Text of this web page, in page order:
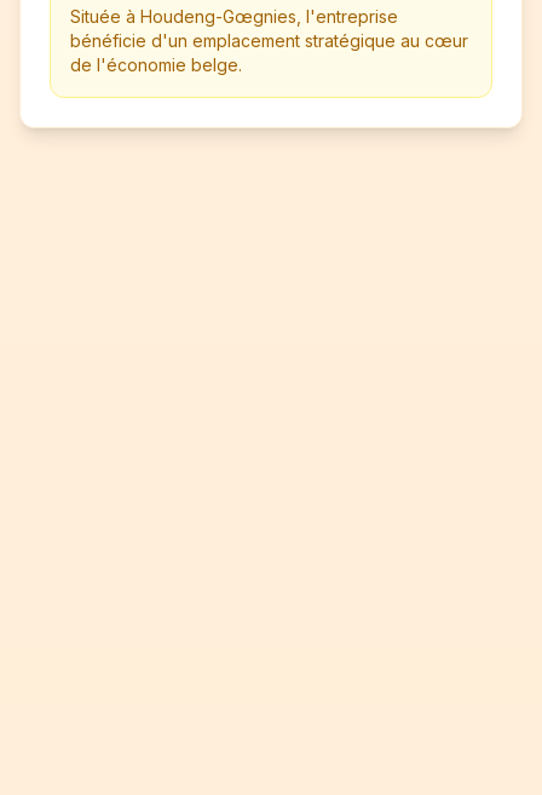
Située à Houdeng-Gœgnies, l'entreprise
bénéficie d'un emplacement stratégique au cœur
de l'économie belge.